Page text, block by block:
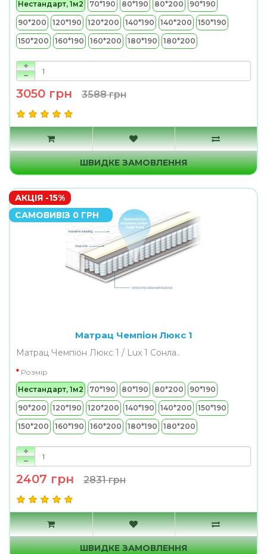
Нестандарт, 1м2 70*190 80*190 80*200 90*190
90*200 120*190 120*200 140*190 140*200 150*190
150*200 160*190 160*200 180*190 180*200
3050 грн 3588 грн
ШВИДКЕ ЗАМОВЛЕННЯ
АКЦІЯ -15%
САМОВИВІЗ 0 ГРН
Матрац Чемпіон Люкс 1
Матрац Чемпіон Люкс 1 / Lux 1 Сонла..
Розмір
Нестандарт, 1м2
70*190 80*190 80*200 90*190
90*200 120*190 120*200 140*190 140*200 150*190
150*200 160*190 160*200 180*190 180*200
2407 грн 2831 грн
ШВИДКЕ ЗАМОВЛЕННЯ